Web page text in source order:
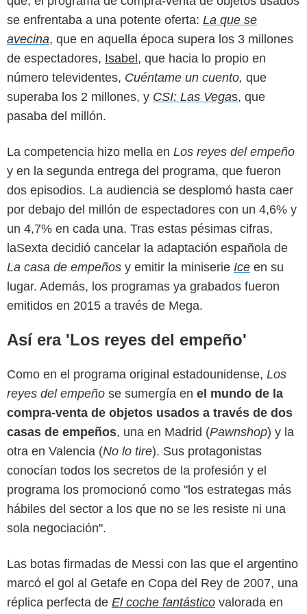
se enfrentaba a una potente oferta: La que se
avecina, que en aquella época supera los 3 millones
de espectadores, Isabel , que hacia lo propio en
número televidentes, Cuéntame un cuento, que
superaba los 2 millones, y CSI: Las Vegas, que
pasaba del millón.
La competencia hizo mella en Los reyes del empeño
y en la segunda entrega del programa, que fueron
dos episodios. La audiencia se desplomó hasta caer
por debajo del millón de espectadores con un 4,6% y
un 4,7% en cada una. Tras estas pésimas cifras,
laSexta decidió cancelar la adaptación española de
La casa de empeños y emitir la miniserie Ice en su
lugar. Además, los programas ya grabados fueron
emitidos en 2015 a través de Mega.
Así era 'Los reyes del empeño'
Como en el programa original estadounidense, Los
reyes del empeño se sumergía en el mundo de la
compra-venta de objetos usados a través de dos
casas de empeños, una en Madrid (Pawnshop) y la
otra en Valencia (No lo tire). Sus protagonistas
conocían todos los secretos de la profesión y el
programa los promocionó como "los estrategas más
hábiles del sector a los que no se les resiste ni una
sola negociación".
Las botas firmadas de Messi con las que el argentino
marcó el gol al Getafe en Copa del Rey de 2007, una
réplica perfecta de El coche fantástico valorada en